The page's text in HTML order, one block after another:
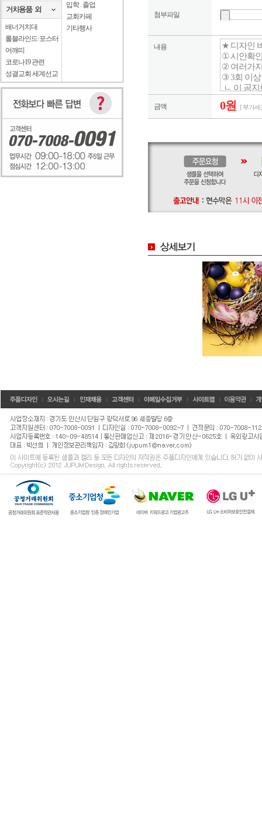
배너거치대
롤블라인드·포스터
어깨띠
코로나19 관련
성결교회 세계선교
입학 . 졸업
교회카페
기타행사
첨부파일
내용
금액 0원 [ 부가세